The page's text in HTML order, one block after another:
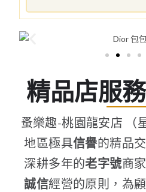
精品店服
蚤樂趣-桃園龍安店 （
地區極具信譽的精品
深耕多年的老字號商
誠信經營的原則，為